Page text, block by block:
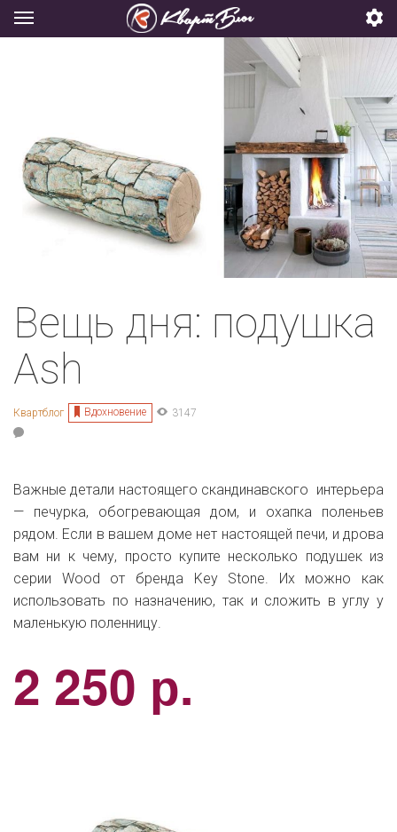
Вещь дня: подушка
Ash
Квартблог Вдохновение 3147
Важные детали настоящего скандинавского интерьера
— печурка, обогревающая дом, и охапка поленьев
рядом. Если в вашем доме нет настоящей печи, и дрова
вам ни к чему, просто купите несколько подушек из
серии Wood от бренда Key Stone. Их можно как
использовать по назначению, так и сложить в углу у
маленькую поленницу.
2 250 р.